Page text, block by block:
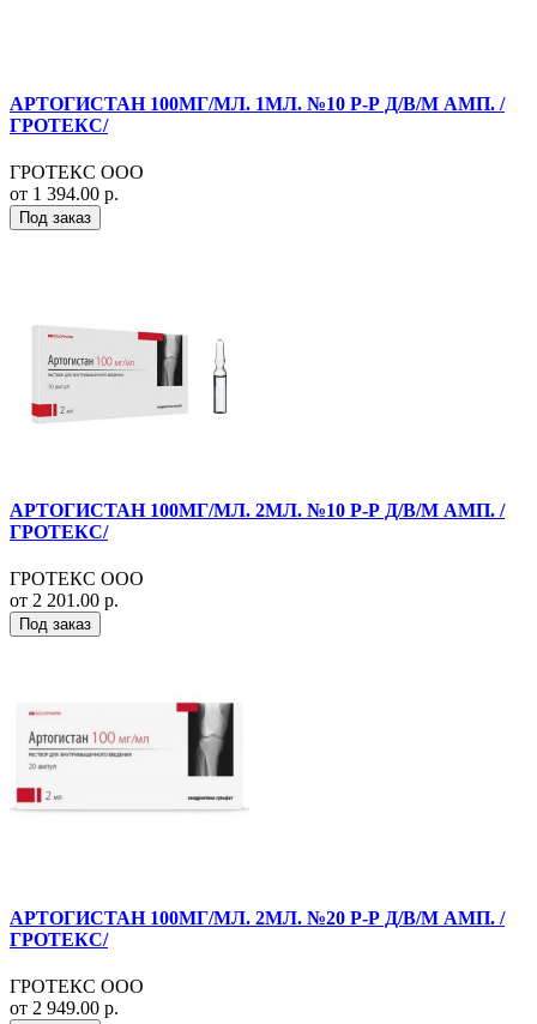
АРТОГИСТАН 100МГ/МЛ. 1МЛ. №10 Р-Р Д/В/М АМП. /
ГРОТЕКС/
ГРОТЕКС ООО
от 1 394.00 р.
Под заказ
АРТОГИСТАН 100МГ/МЛ. 2МЛ. №10 Р-Р Д/В/М АМП. /
ГРОТЕКС/
ГРОТЕКС ООО
от 2 201.00 р.
Под заказ
АРТОГИСТАН 100МГ/МЛ. 2МЛ. №20 Р-Р Д/В/М АМП. /
ГРОТЕКС/
ГРОТЕКС ООО
от 2 949.00 р.